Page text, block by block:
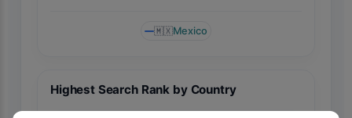
🇲🇽Mexico
Highest Search Rank by Country